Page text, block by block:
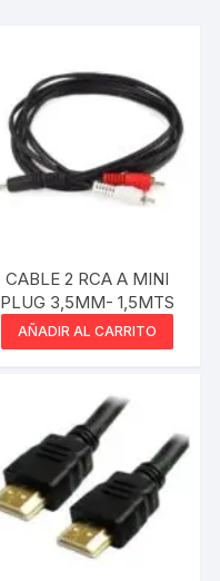
CABLE 2 RCA A MINI
PLUG 3,5MM- 1,5MTS
AÑADIR AL CARRITO